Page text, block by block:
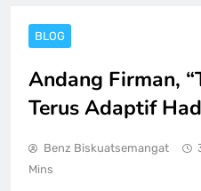
BLOG
Andang Firman,
Terus Adaptif
Benz Biskuatsemangat
Mins